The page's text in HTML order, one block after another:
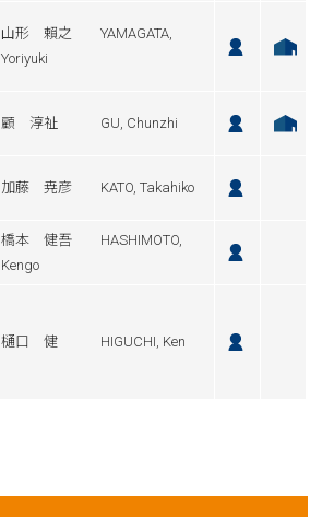
山形 賴之 YAMAGATA,
Yoriyuki
顧 淳祉 GU, Chunzhi
加藤 尭彦 KATO, Takahiko
橋本 健吾 HASHIMOTO,
Kengo
樋口 健 HIGUCHI, Ken